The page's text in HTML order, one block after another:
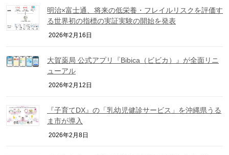
明治×富士通、将来の低栄養・フレイルリスクを評価す
る世界初の指標の実証実験の開始を発表
2026年2月16日
大賀薬局 公式アプリ『Bibica（ビビカ）』が全面リニ
ューアル
2026年2月12日
『子育てDX』の「乳幼児健診サービス」を沖縄県うる
ま市が導入
2026年2月8日